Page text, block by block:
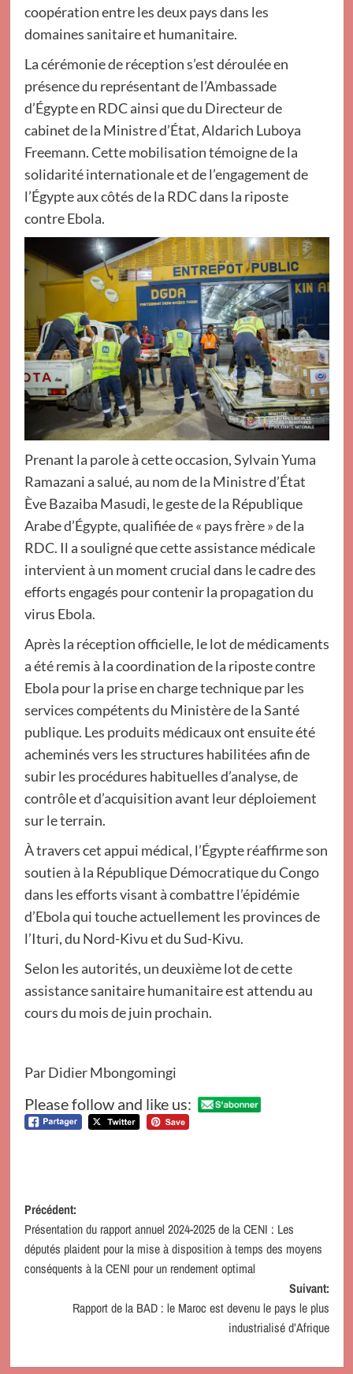
coopération entre les deux pays dans les
domaines sanitaire et humanitaire.
La cérémonie de réception s’est déroulée en
présence du représentant de l’Ambassade
d’Égypte en RDC ainsi que du Directeur de
cabinet de la Ministre d’État, Aldarich Luboya
Freemann. Cette mobilisation témoigne de la
solidarité internationale et de l’engagement de
l’Égypte aux côtés de la RDC dans la riposte
contre Ebola.
Prenant la parole à cette occasion, Sylvain Yuma
Ramazani a salué, au nom de la Ministre d’État
Ève Bazaiba Masudi, le geste de la République
Arabe d’Égypte, qualifiée de « pays frère » de la
RDC. Il a souligné que cette assistance médicale
intervient à un moment crucial dans le cadre des
efforts engagés pour contenir la propagation du
virus Ebola.
Après la réception officielle, le lot de médicaments
a été remis à la coordination de la riposte contre
Ebola pour la prise en charge technique par les
services compétents du Ministère de la Santé
publique. Les produits médicaux ont ensuite été
acheminés vers les structures habilitées afin de
subir les procédures habituelles d’analyse, de
contrôle et d’acquisition avant leur déploiement
sur le terrain.
À travers cet appui médical, l’Égypte réaffirme son
soutien à la République Démocratique du Congo
dans les efforts visant à combattre l’épidémie
d’Ebola qui touche actuellement les provinces de
l’Ituri, du Nord-Kivu et du Sud-Kivu.
Selon les autorités, un deuxième lot de cette
assistance sanitaire humanitaire est attendu au
cours du mois de juin prochain.
Par Didier Mbongomingi
Please follow and like us:
Navigation
d’article
Précédent:
Présentation du rapport annuel 2024-2025 de la CENI : Les
députés plaident pour la mise à disposition à temps des moyens
conséquents à la CENI pour un rendement optimal
Suivant:
Rapport de la BAD : le Maroc est devenu le pays le plus
industrialisé d’Afrique